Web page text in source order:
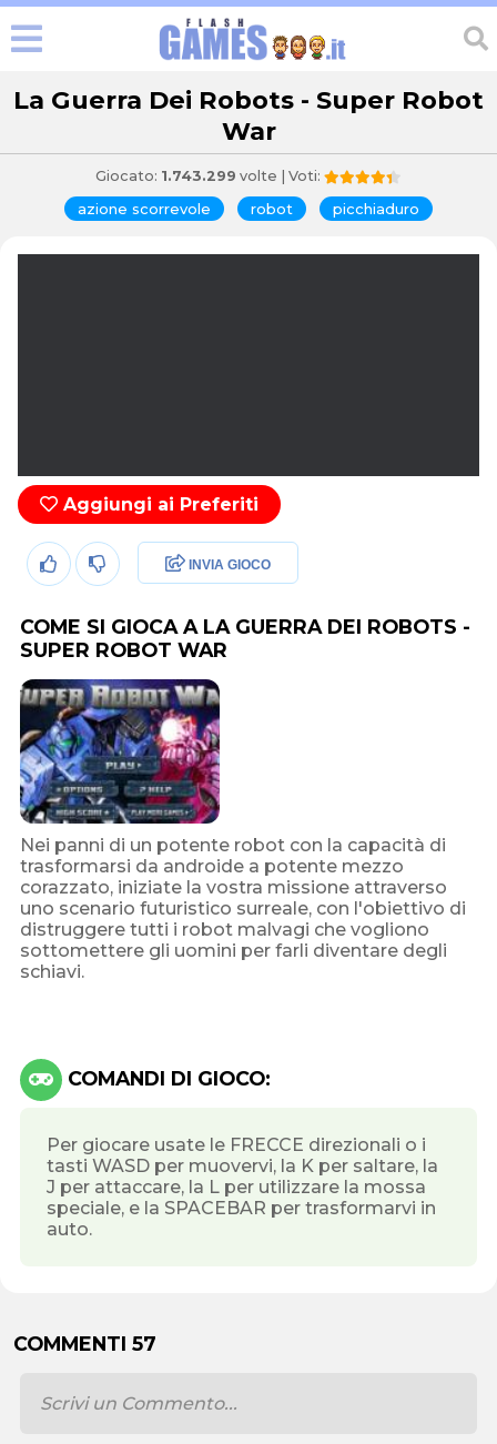
La Guerra Dei Robots - Super Robot
War
Giocato: 1.743.299 volte | Voti:
azione scorrevole robot picchiaduro
Aggiungi ai Preferiti
INVIA GIOCO
COME SI GIOCA A LA GUERRA DEI ROBOTS -
SUPER ROBOT WAR
Nei panni di un potente robot con la capacità di
trasformarsi da androide a potente mezzo
corazzato, iniziate la vostra missione attraverso
uno scenario futuristico surreale, con l'obiettivo di
distruggere tutti i robot malvagi che vogliono
sottomettere gli uomini per farli diventare degli
schiavi.
COMANDI DI GIOCO:
Per giocare usate le FRECCE direzionali o i
tasti WASD per muovervi, la K per saltare, la
J per attaccare, la L per utilizzare la mossa
speciale, e la SPACEBAR per trasformarvi in
auto.
COMMENTI 57